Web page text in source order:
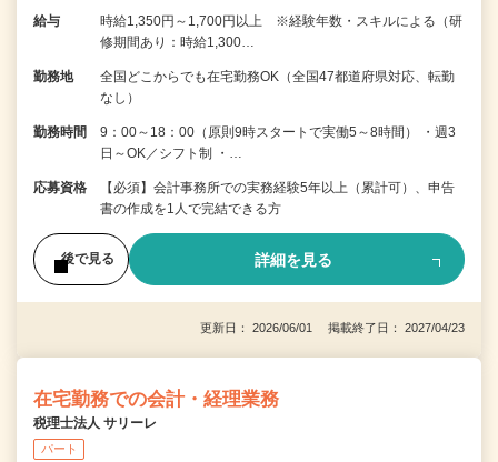
給与
時給1,350円～1,700円以上 ※経験年数・スキルによる（研
修期間あり：時給1,300…
勤務地
全国どこからでも在宅勤務OK（全国47都道府県対応、転勤
なし）
勤務時間
9：00～18：00（原則9時スタートで実働5～8時間） ・週3
日～OK／シフト制 ・…
応募資格
【必須】会計事務所での実務経験5年以上（累計可）、申告
書の作成を1人で完結できる方
後で見る 詳細を見る
更新日： 2026/06/01 掲載終了日： 2027/04/23
在宅勤務での会計・経理業務
税理士法人 サリーレ
パート